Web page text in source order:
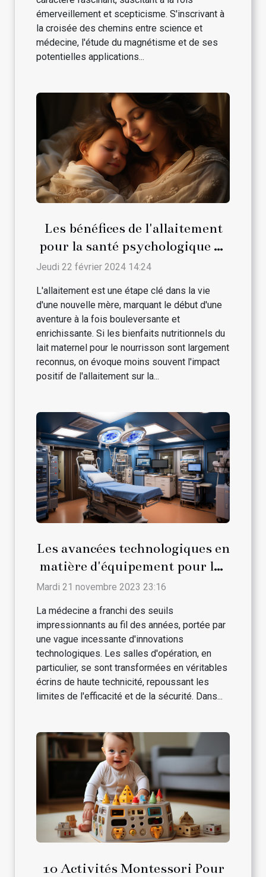
émerveillement et scepticisme. S'inscrivant à
la croisée des chemins entre science et
médecine, l'étude du magnétisme et de ses
potentielles applications...
Les bénéfices de l'allaitement
pour la santé psychologique de
la maman
Jeudi 22 février 2024 14:24
L'allaitement est une étape clé dans la vie
d'une nouvelle mère, marquant le début d'une
aventure à la fois bouleversante et
enrichissante. Si les bienfaits nutritionnels du
lait maternel pour le nourrisson sont largement
reconnus, on évoque moins souvent l'impact
positif de l'allaitement sur la...
Les avancées technologiques en
matière d'équipement pour les
salles d'opération
Mardi 21 novembre 2023 23:16
La médecine a franchi des seuils
impressionnants au fil des années, portée par
une vague incessante d'innovations
technologiques. Les salles d'opération, en
particulier, se sont transformées en véritables
écrins de haute technicité, repoussant les
limites de l'efficacité et de la sécurité. Dans...
10 Activités Montessori Pour